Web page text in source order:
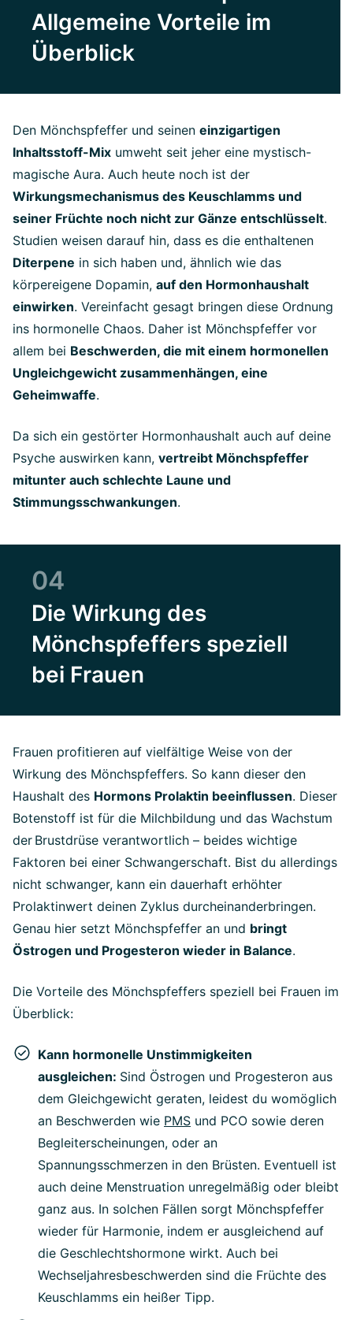
Allgemeine Vorteile im
Überblick
Den Mönchspfeffer und seinen einzigartigen
Inhaltsstoff-Mix umweht seit jeher eine mystisch-
magische Aura. Auch heute noch ist der
Wirkungsmechanismus des Keuschlamms und
seiner Früchte noch nicht zur Gänze entschlüsselt.
Studien weisen darauf hin, dass es die enthaltenen
Diterpene in sich haben und, ähnlich wie das
körpereigene Dopamin, auf den Hormonhaushalt
einwirken. Vereinfacht gesagt bringen diese Ordnung
ins hormonelle Chaos. Daher ist Mönchspfeffer vor
allem bei Beschwerden, die mit einem hormonellen
Ungleichgewicht zusammenhängen, eine
Geheimwaffe.
Da sich ein gestörter Hormonhaushalt auch auf deine
Psyche auswirken kann, vertreibt Mönchspfeffer
mitunter auch schlechte Laune und
Stimmungsschwankungen.
04
Die Wirkung des
Mönchspfeffers speziell
bei Frauen
Frauen profitieren auf vielfältige Weise von der
Wirkung des Mönchspfeffers. So kann dieser den
Haushalt des Hormons Prolaktin beeinflussen. Dieser
Botenstoff ist für die Milchbildung und das Wachstum
der Brustdrüse verantwortlich – beides wichtige
Faktoren bei einer Schwangerschaft. Bist du allerdings
nicht schwanger, kann ein dauerhaft erhöhter
Prolaktinwert deinen Zyklus durcheinanderbringen.
Genau hier setzt Mönchspfeffer an und bringt
Östrogen und Progesteron wieder in Balance.
Die Vorteile des Mönchspfeffers speziell bei Frauen im
Überblick:
Kann hormonelle Unstimmigkeiten
ausgleichen: Sind Östrogen und Progesteron aus
dem Gleichgewicht geraten, leidest du womöglich
an Beschwerden wie PMS und PCO sowie deren
Begleiterscheinungen, oder an
Spannungsschmerzen in den Brüsten. Eventuell ist
auch deine Menstruation unregelmäßig oder bleibt
ganz aus. In solchen Fällen sorgt Mönchspfeffer
wieder für Harmonie, indem er ausgleichend auf
die Geschlechtshormone wirkt. Auch bei
Wechseljahresbeschwerden sind die Früchte des
Keuschlamms ein heißer Tipp.